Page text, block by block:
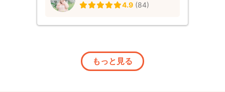
した꙳⋆
4.9 (84)
もっと見る